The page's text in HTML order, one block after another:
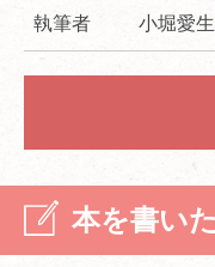
執筆者 小堀愛
本を書い